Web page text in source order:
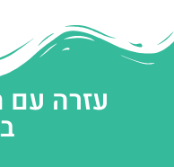
עזרה עם